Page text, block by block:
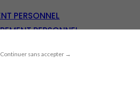
Continuer sans accepter →
PERSONNEL
PERSONNEL
PROFESSIONNELLE
& RECONVERSION
PROFESSIONNELLE